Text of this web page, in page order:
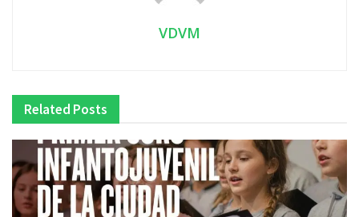
VDVM
Related Posts